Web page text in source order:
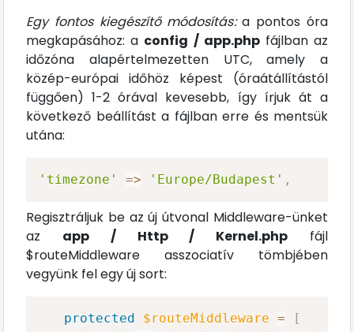
Egy fontos kiegészítő módosítás:a pontos óra
megkapásához: a config / app.phpfájlban az
időzóna alapértelmezetten UTC, amely a
közép-európai időhöz képest (óraátállítástól
függően) 1-2 órával kevesebb, így írjuk át a
következő beállítást a fájlban erre és mentsük
utána:
'timezone' => 'Europe/Budapest' ,
Regisztráljuk be az új útvonal Middleware-ünket
az app / Http / Kernel.php fájl
$routeMiddleware asszociatív tömbjében
vegyünk fel egy új sort:
protected $routeMiddleware =
[